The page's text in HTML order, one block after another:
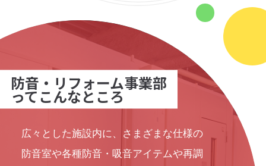
防音・リフォーム事業部
ってこんなところ
広々とした施設内に、さまざまな仕様の
防音室や各種防音・吸音アイテムや再調
H.O
CROSS TALK
クロストーク